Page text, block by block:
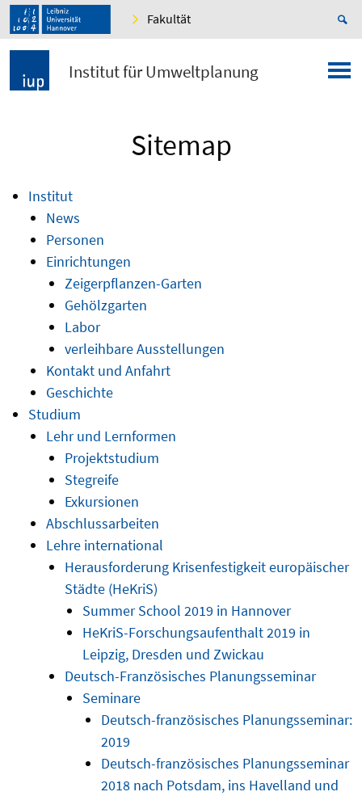
Fakultät
Institut für Umweltplanung
Sitemap
Institut
News
Personen
Einrichtungen
Zeigerpflanzen-Garten
Gehölzgarten
Labor
verleihbare Ausstellungen
Kontakt und Anfahrt
Geschichte
Studium
Lehr und Lernformen
Projektstudium
Stegreife
Exkursionen
Abschlussarbeiten
Lehre international
Herausforderung Krisenfestigkeit europäischer
Städte (HeKriS)
Summer School 2019 in Hannover
HeKriS-Forschungsaufenthalt 2019 in
Leipzig, Dresden und Zwickau
Deutsch-Französisches Planungsseminar
Seminare
Deutsch-französisches Planungsseminar:
2019
Deutsch-französisches Planungsseminar
2018 nach Potsdam, ins Havelland und